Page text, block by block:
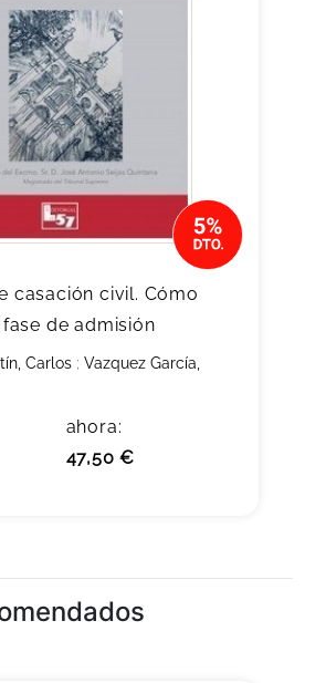
casación civil. Cómo
de admisión
Carlos ; Vazquez García,
ahora:
47,50 €